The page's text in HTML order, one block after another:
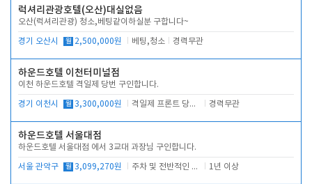
럭셔리관광호텔(오산)대실없음
오산(럭셔리관광) 청소,베팅같이하실분 구합니다~
경기 오산시 월 2,500,000원 베팅,청소 경력무관
하운드호텔 이천터미널점
이천 하운드호텔 격일제 당번 구인합니다.
경기 이천시 월 3,300,000원 격일제 프론트 당번 업무로 주차 및 객실 점검 경력무관
하운드호텔 서울대점
하운드호텔 서울대점 에서 3교대 과장님 구인합니다.
서울 관악구 월 3,099,270원 주차 및 전반적인 당번업무 1년 이상